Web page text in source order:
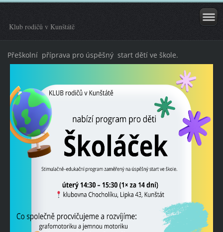
Klub rodičů v Kunštátě
Přeškolní příprava pro úspěšný start dětí ve škole.